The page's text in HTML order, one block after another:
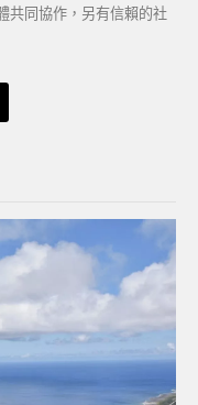
共同協作，另有信賴的社